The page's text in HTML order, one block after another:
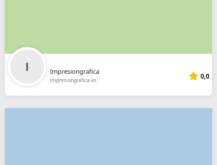
Impresiongrafica
impresiongrafica.es 0,0